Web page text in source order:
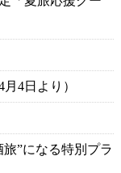
4日より）
”になる特別プラ